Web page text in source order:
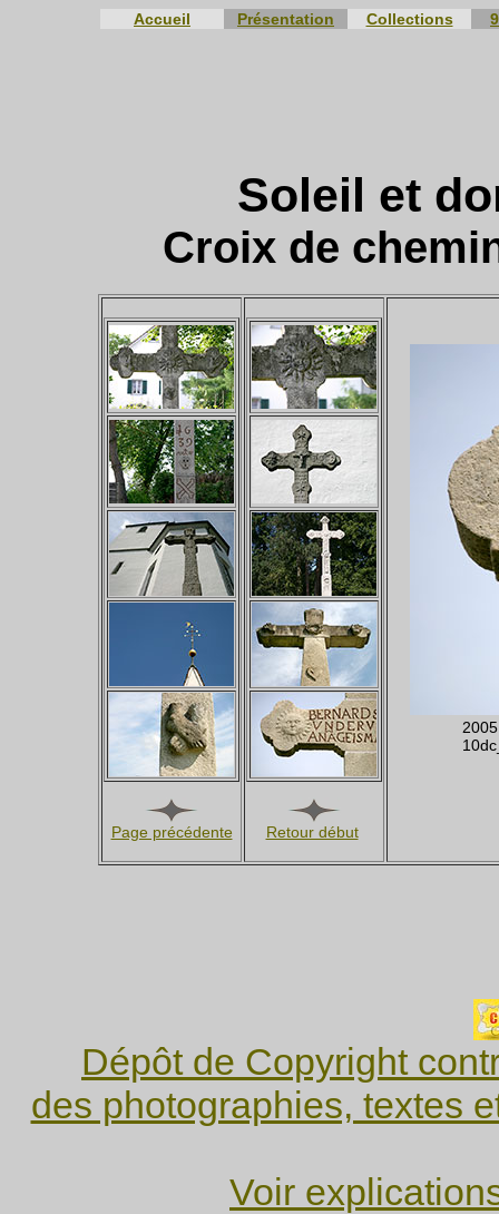
Accueil Présentation Collections
Soleil et
Croix de
Page précédente Retour début
Dépôt de Copyright
des photographies, textes
Voir